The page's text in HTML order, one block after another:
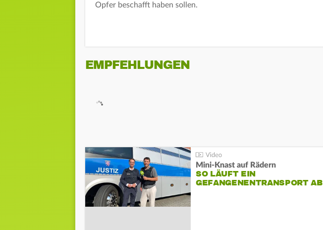
Opfer beschafft haben sollen.
EMPFEHLUNGEN
Mini-Knast auf Rädern
SO LÄUFT EIN
GEFANGENENTRANSPORT AB